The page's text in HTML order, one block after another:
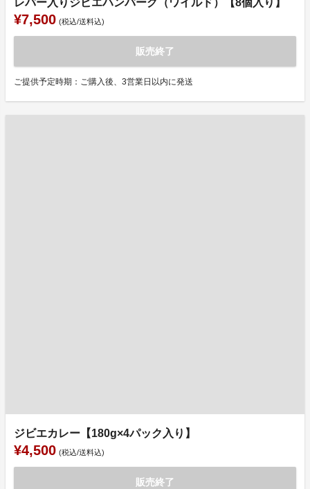
レバー入りジビエハンバーグ（ワイルド）【8個入り】
¥7,500 (税込/送料込)
販売終了
ご提供予定時期：ご購入後、3営業日以内に発送
ジビエカレー【180g×4パック入り】
¥4,500 (税込/送料込)
販売終了